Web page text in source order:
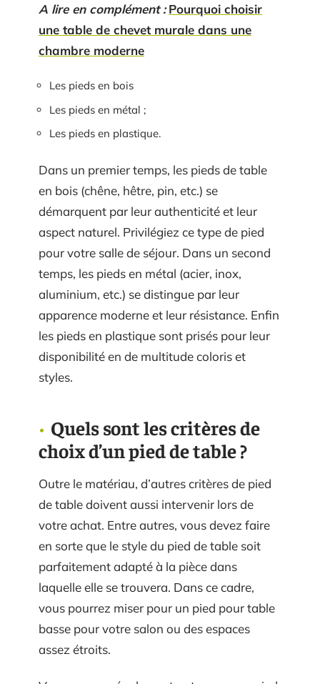
A lire en complément : Pourquoi choisir
une table de chevet murale dans une
chambre moderne
Les pieds en bois
Les pieds en métal ;
Les pieds en plastique.
Dans un premier temps, les pieds de table
en bois (chêne, hêtre, pin, etc.) se
démarquent par leur authenticité et leur
aspect naturel. Privilégiez ce type de pied
pour votre salle de séjour. Dans un second
temps, les pieds en métal (acier, inox,
aluminium, etc.) se distingue par leur
apparence moderne et leur résistance. Enfin
les pieds en plastique sont prisés pour leur
disponibilité en de multitude coloris et
styles.
Quels sont les critères de
choix d’un pied de table ?
Outre le matériau, d’autres critères de pied
de table doivent aussi intervenir lors de
votre achat. Entre autres, vous devez faire
en sorte que le style du pied de table soit
parfaitement adapté à la pièce dans
laquelle elle se trouvera. Dans ce cadre,
vous pourrez miser pour un pied pour table
basse pour votre salon ou des espaces
assez étroits.